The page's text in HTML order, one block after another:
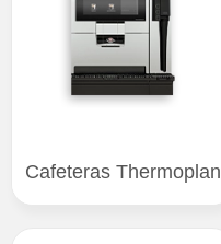
Cafeteras Thermoplan